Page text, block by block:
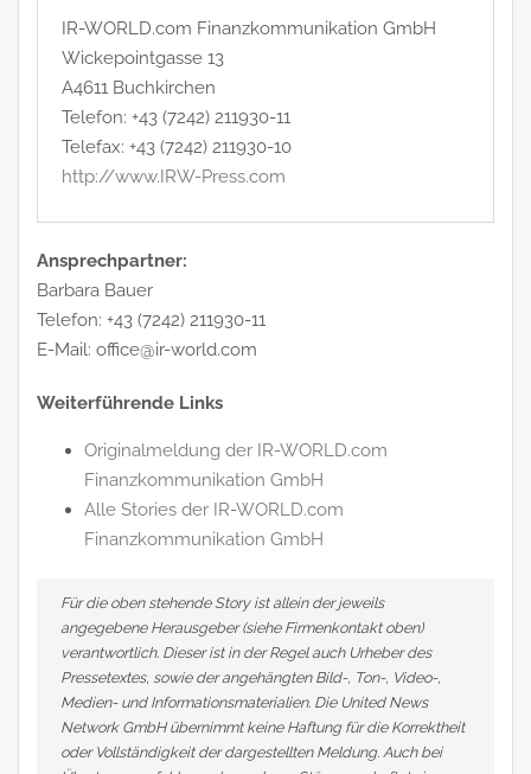
IR-WORLD.com Finanzkommunikation GmbH
Wickepointgasse 13
A4611 Buchkirchen
Telefon: +43 (7242) 211930-11
Telefax: +43 (7242) 211930-10
http://www.IRW-Press.com
Ansprechpartner:
Barbara Bauer
Telefon: +43 (7242) 211930-11
E-Mail: office@ir-world.com
Weiterführende Links
Originalmeldung der IR-WORLD.com
Finanzkommunikation GmbH
Alle Stories der IR-WORLD.com
Finanzkommunikation GmbH
Für die oben stehende Story ist allein der jeweils
angegebene Herausgeber (siehe Firmenkontakt oben)
verantwortlich. Dieser ist in der Regel auch Urheber des
Pressetextes, sowie der angehängten Bild-, Ton-, Video-,
Medien- und Informationsmaterialien. Die United News
Network GmbH übernimmt keine Haftung für die Korrektheit
oder Vollständigkeit der dargestellten Meldung. Auch bei